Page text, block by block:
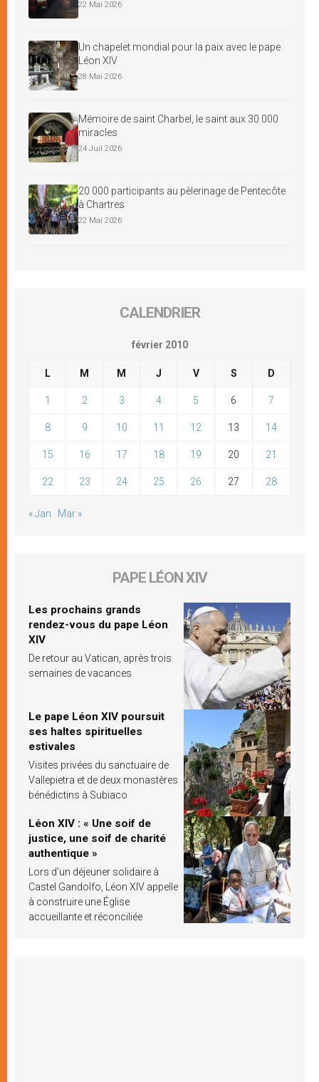
22 Mai 2026
Un chapelet mondial pour la paix avec le pape
Léon XIV
28 Mai 2026
Mémoire de saint Charbel, le saint aux 30 000
miracles
24 Juil 2026
20 000 participants au pèlerinage de Pentecôte
à Chartres
22 Mai 2026
CALENDRIER
février 2010
L M M J V S D
1 2 3 4 5 6 7
8 9 10 11 12 13 14
15 16 17 18 19 20 21
22 23 24 25 26 27 28
« Jan Mar »
PAPE LÉON XIV
Les prochains grands
rendez-vous du pape Léon
XIV
De retour au Vatican, après trois
semaines de vacances
Le pape Léon XIV poursuit
ses haltes spirituelles
estivales
Visites privées du sanctuaire de
Vallepietra et de deux monastères
bénédictins à Subiaco
Léon XIV : « Une soif de
justice, une soif de charité
authentique »
Lors d’un déjeuner solidaire à
Castel Gandolfo, Léon XIV appelle
à construire une Église
accueillante et réconciliée